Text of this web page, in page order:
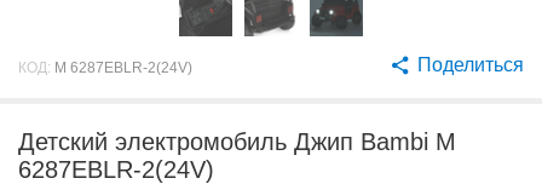
КОД: M 6287EBLR-2(24V) Поделиться
Детский электромобиль Джип Bambi M
6287EBLR-2(24V)